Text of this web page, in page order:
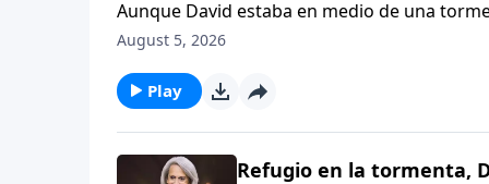
Aunque David estaba en medio de una
mantener un corazón en calma, él decidió
DeMoss Wolgemuth.
August 5, 2026
Play
Refugio en la tormenta,